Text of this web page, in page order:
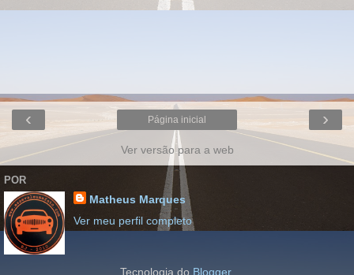
‹ ›
Página inicial
Ver versão para a web
POR
Matheus Marques
Ver meu perfil completo
Tecnologia do Blogger.